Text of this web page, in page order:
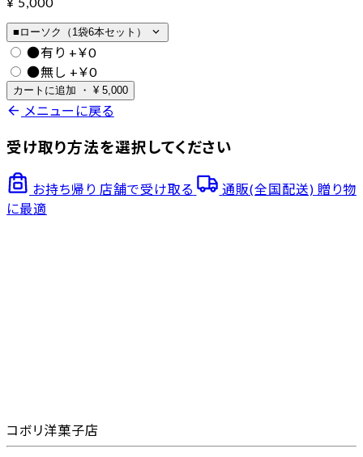
■ローソク（1袋6本セット）
expand_more
●有り +￥0
●無し +￥0
カートに追加 ・ ¥ 5,000
arrow_back メニューに戻る
受け取り方法を選択してください
お持ち帰り 店舗で受け取る 通販(全国配送) 贈り物
に最適
コボリ洋菓子店